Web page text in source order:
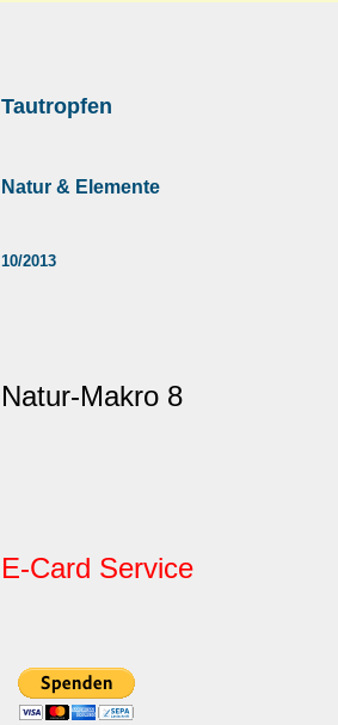
Tautropfen
Natur & Elemente
10/2013
Natur-Makro 8
E-Card Service